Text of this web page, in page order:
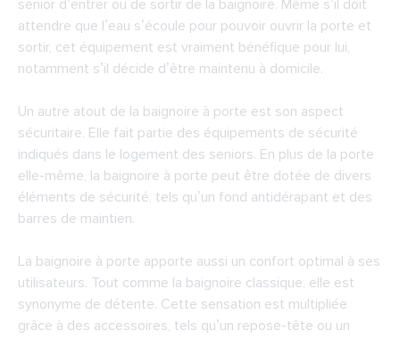
senior d’entrer ou de sortir de la baignoire. Même s’il doit
attendre que l’eau s’écoule pour pouvoir ouvrir la porte et
sortir, cet équipement est vraiment bénéfique pour lui,
notamment s’il décide d’être maintenu à domicile.
Un autre atout de la baignoire à porte est son aspect
sécuritaire. Elle fait partie des équipements de sécurité
indiqués dans le logement des seniors. En plus de la porte
elle-même, la baignoire à porte peut être dotée de divers
éléments de sécurité, tels qu’un fond antidérapant et des
barres de maintien.
La baignoire à porte apporte aussi un confort optimal à ses
utilisateurs. Tout comme la baignoire classique, elle est
synonyme de détente. Cette sensation est multipliée
grâce à des accessoires, tels qu’un repose-tête ou un